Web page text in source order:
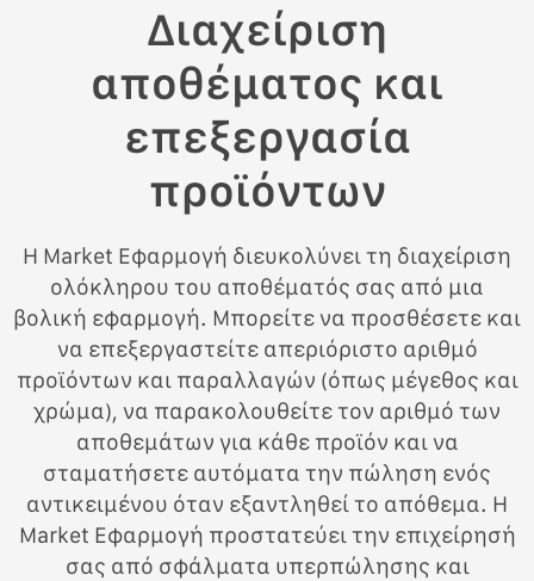
Διαχείριση
αποθέματος και
επεξεργασία
προϊόντων
Η Market Εφαρμογή διευκολύνει τη διαχείριση
ολόκληρου του αποθέματός σας από μια
βολική εφαρμογή. Μπορείτε να προσθέσετε και
να επεξεργαστείτε απεριόριστο αριθμό
προϊόντων και παραλλαγών (όπως μέγεθος και
χρώμα), να παρακολουθείτε τον αριθμό των
αποθεμάτων για κάθε προϊόν και να
σταματήσετε αυτόματα την πώληση ενός
αντικειμένου όταν εξαντληθεί το απόθεμα. Η
Market Εφαρμογή προστατεύει την επιχείρησή
σας από σφάλματα υπερπώλησης και